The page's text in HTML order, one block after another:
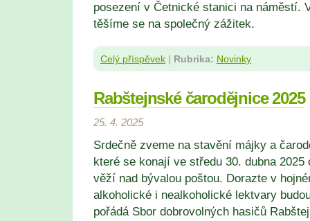
posezení v Četnické stanici na náměstí.
těšíme se na společný zážitek.
Celý příspěvek | Rubrika: Novinky
Rabštejnské čarodějnice 2025
25. 4. 2025
Srdečně zveme na stavění májky a
které se konají ve středu 30. dubna 2025
věží nad bývalou poštou. Dorazte v
alkoholické i nealkoholické lektvary
pořádá Sbor dobrovolných hasičů